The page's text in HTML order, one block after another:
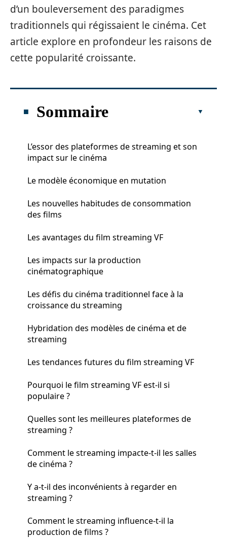
d’un bouleversement des paradigmes
traditionnels qui régissaient le cinéma. Cet
article explore en profondeur les raisons de
cette popularité croissante.
Sommaire
L’essor des plateformes de streaming et son
impact sur le cinéma
Le modèle économique en mutation
Les nouvelles habitudes de consommation
des films
Les avantages du film streaming VF
Les impacts sur la production
cinématographique
Les défis du cinéma traditionnel face à la
croissance du streaming
Hybridation des modèles de cinéma et de
streaming
Les tendances futures du film streaming VF
Pourquoi le film streaming VF est-il si
populaire ?
Quelles sont les meilleures plateformes de
streaming ?
Comment le streaming impacte-t-il les salles
de cinéma ?
Y a-t-il des inconvénients à regarder en
streaming ?
Comment le streaming influence-t-il la
production de films ?